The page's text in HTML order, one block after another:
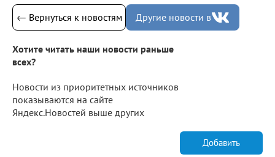
← Вернуться к новостям Другие новости в
Хотите читать наши новости раньше
всех?
Новости из приоритетных источников
показываются на сайте
Яндекс.Новостей выше других
Добавить